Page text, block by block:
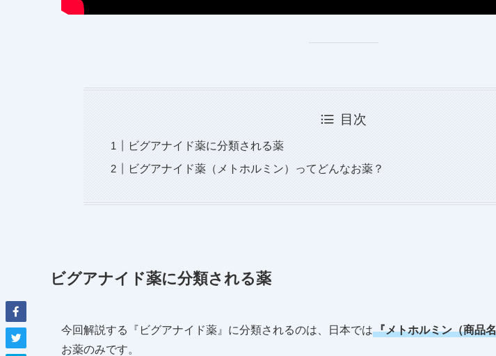
目次
ビグアナイド薬に分類される薬
ビグアナイド薬（メトホルミン）ってどんなお薬？
ビグアナイド薬に分類される薬
今回解説する『ビグアナイド薬』に分類されるのは、日本では『メトホルミン（商品
お薬のみです。